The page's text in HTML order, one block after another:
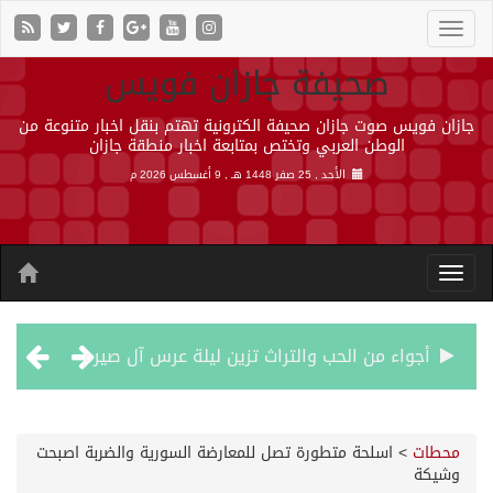
صحيفة جازان فويس
جازان فويس صوت جازان صحيفة الكترونية تهتم بنقل اخبار متنوعة من
الوطن العربي وتختص بمتابعة اخبار منطقة جازان
الأحد , 25 صفر 1448 هـ , 9 أغسطس 2026 م
أجواء من الحب والتراث تزين ليلة عرس آل صيرم
محطات > اسلحة متطورة تصل للمعارضة السورية والضربة اصبحت
وشيكة